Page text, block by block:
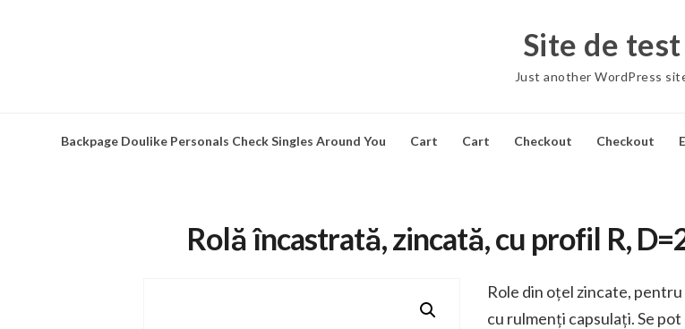
Site de test
Just another WordPress
Backpage Doulike Personals Check Singles Around You Cart Cart Checkout Checkout
Rolă încastrată, zincată, cu profil R,
Role din oțel zincate,
cu rulmenți capsulați. Se